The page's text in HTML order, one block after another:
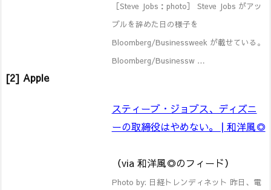
［Steve Jobs：photo］ Steve Jobs がアッ
プルを辞めた日の様子を
Bloomberg/Businessweek が載せている。
Bloomberg/Businessw …
[2] Apple
スティーブ・ジョブス、ディズニ
ーの取締役はやめない。 | 和洋風◎
（via 和洋風◎のフィード）
Photo by: 日経トレンディネット 昨日、電